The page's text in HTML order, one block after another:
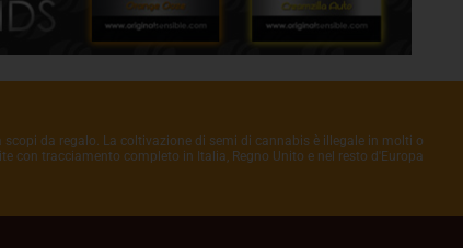
da regalo. La coltivazione di semi di cannabis è illegale in molti o
con tracciamento completo in Italia, Regno Unito e nel resto d'Europa